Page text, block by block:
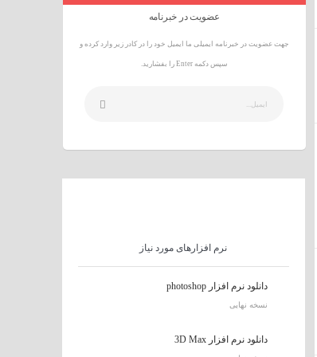
عضویت در خبرنامه
جهت عضویت در خبرنامه ایمیلی ما ایمیل خود را در کادر زیر وارد کرده و
سپس دکمه Enter را بفشارید.
نرم افزارهای مورد نیاز
دانلود نرم افزار photoshop
نسخه نهایی
دانلود نرم افزار 3D Max